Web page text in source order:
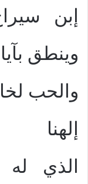
إبن
وينطق
والحب
إلهنا
الذي